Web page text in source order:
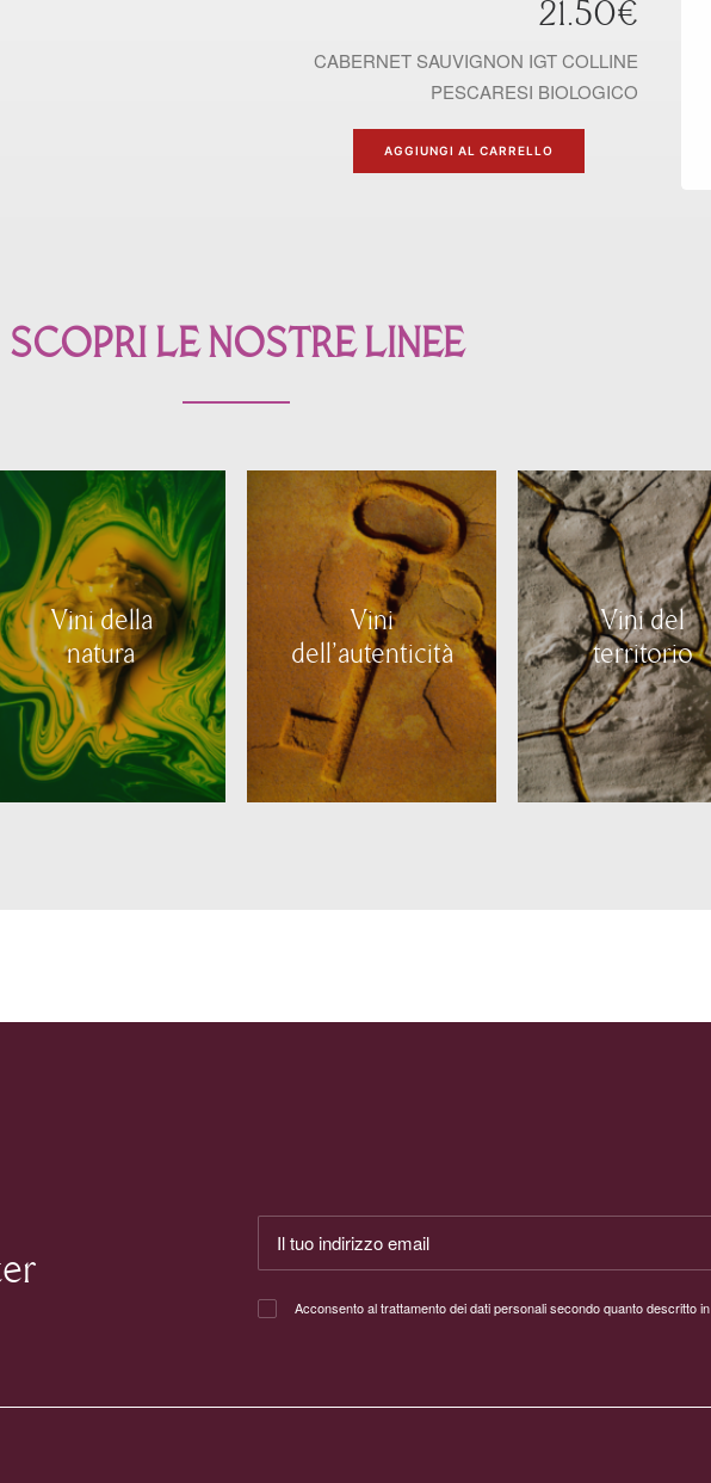
21.50€
CABERNET SAUVIGNON IGT COLLINE
PESCARESI BIOLOGICO
AGGIUNGI AL CARRELLO
SCOPRI LE NOSTRE LINEE
Vini della
natura
Vini
dell'autenticità
Vini del
territorio
Acconsento al trattamento dei dati personali secondo quanto descritto in